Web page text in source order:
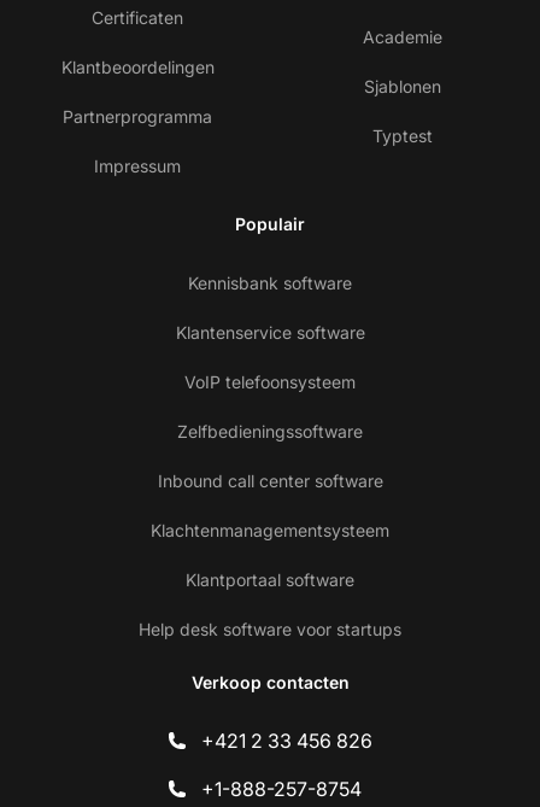
Certificaten
Klantbeoordelingen
Partnerprogramma
Impressum
Academie
Sjablonen
Typtest
Populair
Kennisbank software
Klantenservice software
VoIP telefoonsysteem
Zelfbedieningssoftware
Inbound call center software
Klachtenmanagementsysteem
Klantportaal software
Help desk software voor startups
Verkoop contacten
+421 2 33 456 826
+1-888-257-8754